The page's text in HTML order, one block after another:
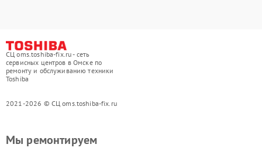
СЦ oms.toshiba-fix.ru - сеть
сервисных центров в Омске по
ремонту и обслуживанию техники
Toshiba
2021-2026 © СЦ oms.toshiba-fix.ru
Мы ремонтируем